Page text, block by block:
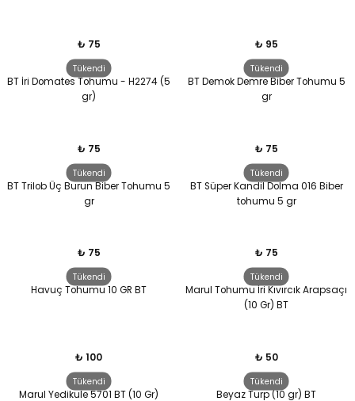
₺ 75 ₺ 95
Tükendi
BT İri Domates Tohumu - H2274 (5
gr)
₺ 75
Tükendi
BT Demok Demre Biber Tohumu 5
gr
₺ 75
Tükendi
BT Trilob Üç Burun Biber Tohumu 5
gr
₺ 75
Tükendi
BT Süper Kandil Dolma 016 Biber
tohumu 5 gr
₺ 75
Tükendi
Havuç Tohumu 10 GR BT
₺ 100
Tükendi
Marul Tohumu İri Kıvırcık Arapsaçı
(10 Gr) BT
₺ 50
Tükendi
Marul Yedikule 5701 BT (10 Gr)
Tükendi
Beyaz Turp (10 gr) BT